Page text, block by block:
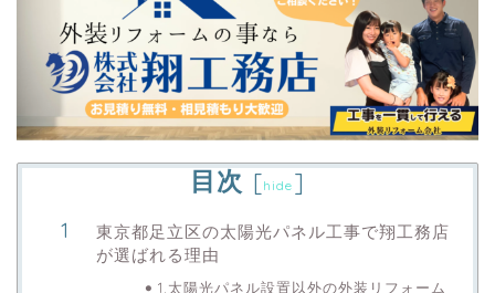
目次 [hide ]
東京都足立区の太陽光パネル工事で翔工務店
が選ばれる理由
1.太陽光パネル設置以外の外装リフォーム